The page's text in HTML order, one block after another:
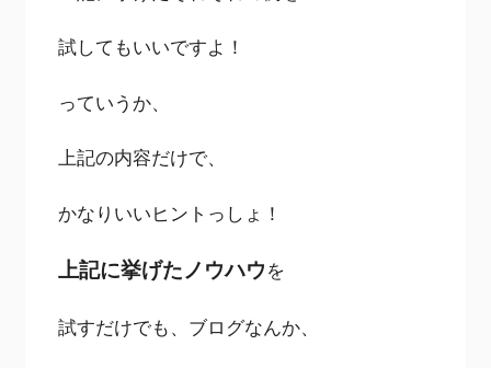
試してもいいですよ！
っていうか、
上記の内容だけで、
かなりいいヒントっしょ！
上記に挙げたノウハウを
試すだけでも、ブログなんか、